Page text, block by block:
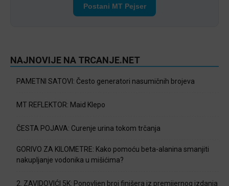
Postani MT Pejser
NAJNOVIJE NA TRCANJE.NET
PAMETNI SATOVI: Često generatori nasumičnih brojeva
MT REFLEKTOR: Maid Klepo
ČESTA POJAVA: Curenje urina tokom trčanja
GORIVO ZA KILOMETRE: Kako pomoću beta-alanina smanjiti
nakupljanje vodonika u mišićima?
2. ZAVIDOVIĆI 5K: Ponovljen broj finišera iz premijernog izdanja